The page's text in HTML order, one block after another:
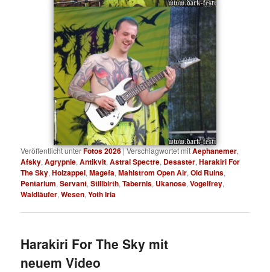
Veröffentlicht unterFotos 2026|Verschlagwortet mitAephanemer,
Afsky,Agrypnie,Antikvlt,Astral Spectre, Desaster,Harakiri For
The Sky,Holzappel,Magefa,Mahlstrom Open Air,Old Ruins,
Pentarium,Servant,Stillbirth,Tabernis, Ukanose,Vogelfrey,
Waldläufer,Wesen,Yoth Iria
Harakiri For The Sky mit
neuem Video